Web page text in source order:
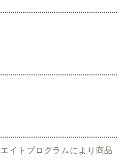
イトプログラムにより商品